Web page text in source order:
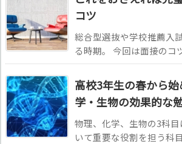
コツ
総合型選抜や学校推薦入
る時期。 今回は面接のコ
高校3年生の春から
学・生物の効果的な
物理、化学、生物の3科
いて重要な役割を担う科